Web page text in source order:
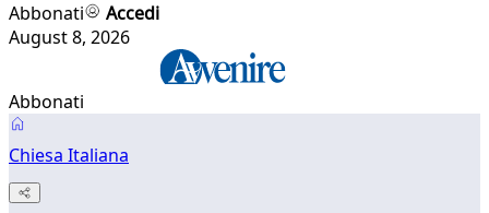
Abbonati
Accedi
August 8, 2026
Abbonati
Chiesa Italiana